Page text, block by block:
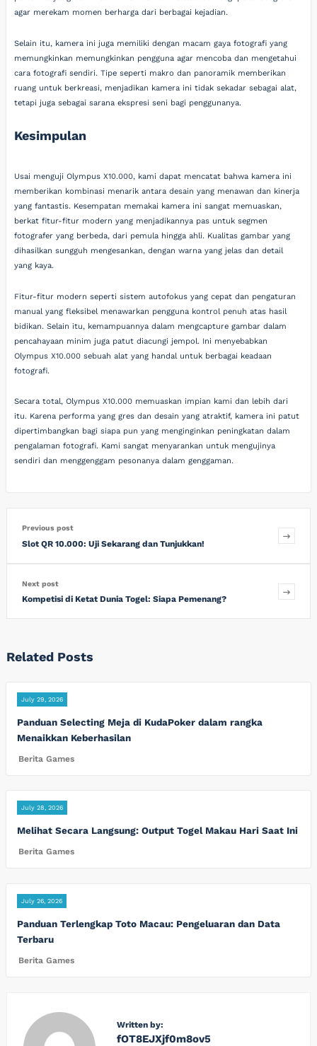
agar merekam momen berharga dari berbagai kejadian.
Selain itu, kamera ini juga memiliki dengan macam gaya fotografi yang
memungkinkan memungkinkan pengguna agar mencoba dan mengetahui
cara fotografi sendiri. Tipe seperti makro dan panoramik memberikan
ruang untuk berkreasi, menjadikan kamera ini tidak sekadar sebagai alat,
tetapi juga sebagai sarana ekspresi seni bagi penggunanya.
Kesimpulan
Usai menguji Olympus X10.000, kami dapat mencatat bahwa kamera ini
memberikan kombinasi menarik antara desain yang menawan dan kinerja
yang fantastis. Kesempatan memakai kamera ini sangat memuaskan,
berkat fitur-fitur modern yang menjadikannya pas untuk segmen
fotografer yang berbeda, dari pemula hingga ahli. Kualitas gambar yang
dihasilkan sungguh mengesankan, dengan warna yang jelas dan detail
yang kaya.
Fitur-fitur modern seperti sistem autofokus yang cepat dan pengaturan
manual yang fleksibel menawarkan pengguna kontrol penuh atas hasil
bidikan. Selain itu, kemampuannya dalam mengcapture gambar dalam
pencahayaan minim juga patut diacungi jempol. Ini menyebabkan
Olympus X10.000 sebuah alat yang handal untuk berbagai keadaan
fotografi.
Secara total, Olympus X10.000 memuaskan impian kami dan lebih dari
itu. Karena performa yang gres dan desain yang atraktif, kamera ini patut
dipertimbangkan bagi siapa pun yang menginginkan peningkatan dalam
pengalaman fotografi. Kami sangat menyarankan untuk mengujinya
sendiri dan menggenggam pesonanya dalam genggaman.
Previous post
Slot QR 10.000: Uji Sekarang dan Tunjukkan!
Next post
Kompetisi di Ketat Dunia Togel: Siapa Pemenang?
Related Posts
July 29, 2026
Panduan Selecting Meja di KudaPoker dalam rangka
Menaikkan Keberhasilan
Berita Games
July 28, 2026
Melihat Secara Langsung: Output Togel Makau Hari Saat Ini
Berita Games
July 26, 2026
Panduan Terlengkap Toto Macau: Pengeluaran dan Data
Terbaru
Berita Games
Written by:
fOT8EJXjf0m8ov5